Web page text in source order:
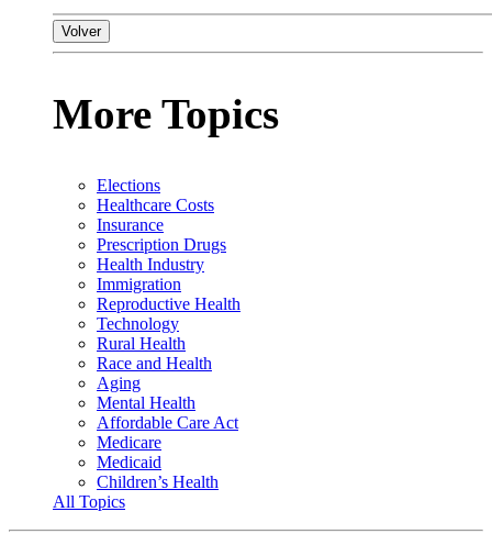
Volver
More Topics
Elections
Healthcare Costs
Insurance
Prescription Drugs
Health Industry
Immigration
Reproductive Health
Technology
Rural Health
Race and Health
Aging
Mental Health
Affordable Care Act
Medicare
Medicaid
Children’s Health
All Topics